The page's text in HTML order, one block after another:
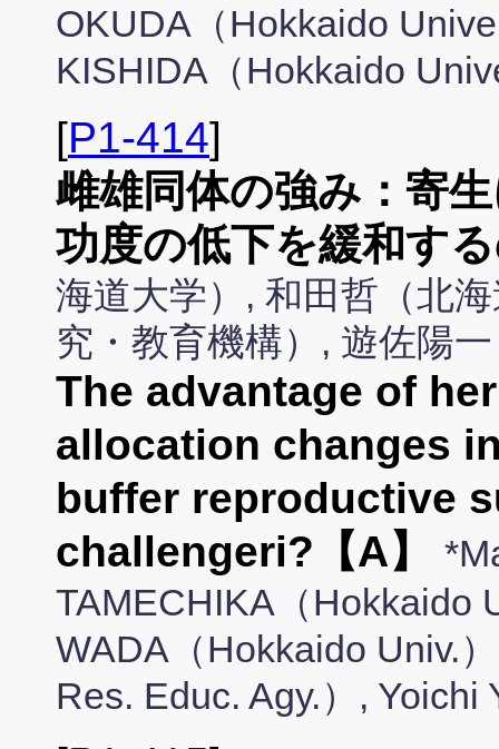
OKUDA（Hokkaido
KISHIDA（Hokkaido
[P1-414]
雌雄同体の強み：寄
功度の低下を緩和す
海道大学）, 和田哲（北
究・教育機構）, 遊佐陽
The advantage of
allocation changes
buffer reproductive
challengeri?【A】
TAMECHIKA（Hokkaido
WADA（Hokkaido Univ.
Res. Educ. Agy.）,